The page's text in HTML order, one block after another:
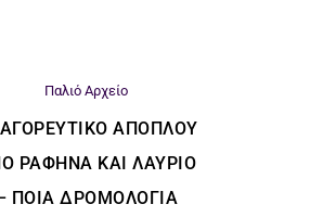
Παλιό Αρχείο
ΑΠΌΠΛΟΥ
ΡΑΦΉΝΑ ΚΑΙ ΛΑΎΡΙΟ
ΠΟΙΑ ΔΡΟΜΟΛΌΓΙΑ